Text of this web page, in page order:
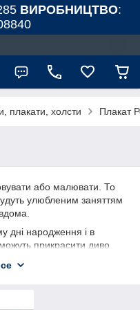
ВИРОБНИЦТВО:
плакати, холсти Плакат
або малювати. То
улюбленим заняттям
дні народження і в
прикрасити диво
ви зможете заховати